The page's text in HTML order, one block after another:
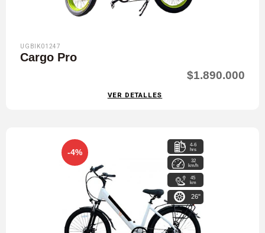
UGBIK01247
Cargo Pro
$1.890.000
VER DETALLES
-4%
4-6
hrs
32
km/h
45
km
26"